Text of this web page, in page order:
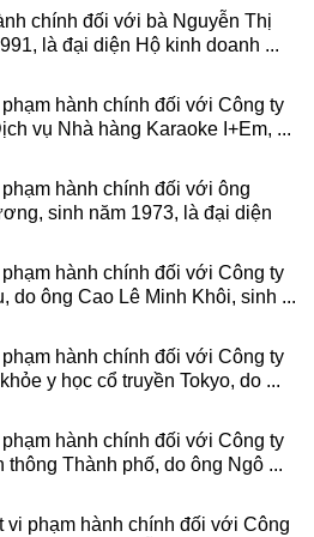
chính đối với bà Nguyễn Thị
là đại diện Hộ kinh doanh ...
hành chính đối với Công ty
vụ Nhà hàng Karaoke I+Em, ...
hành chính đối với ông
sinh năm 1973, là đại diện
hành chính đối với Công ty
do ông Cao Lê Minh Khôi, sinh ...
hành chính đối với Công ty
y học cổ truyền Tokyo, do ...
hành chính đối với Công ty
thông Thành phố, do ông Ngô ...
vi phạm hành chính đối với Công